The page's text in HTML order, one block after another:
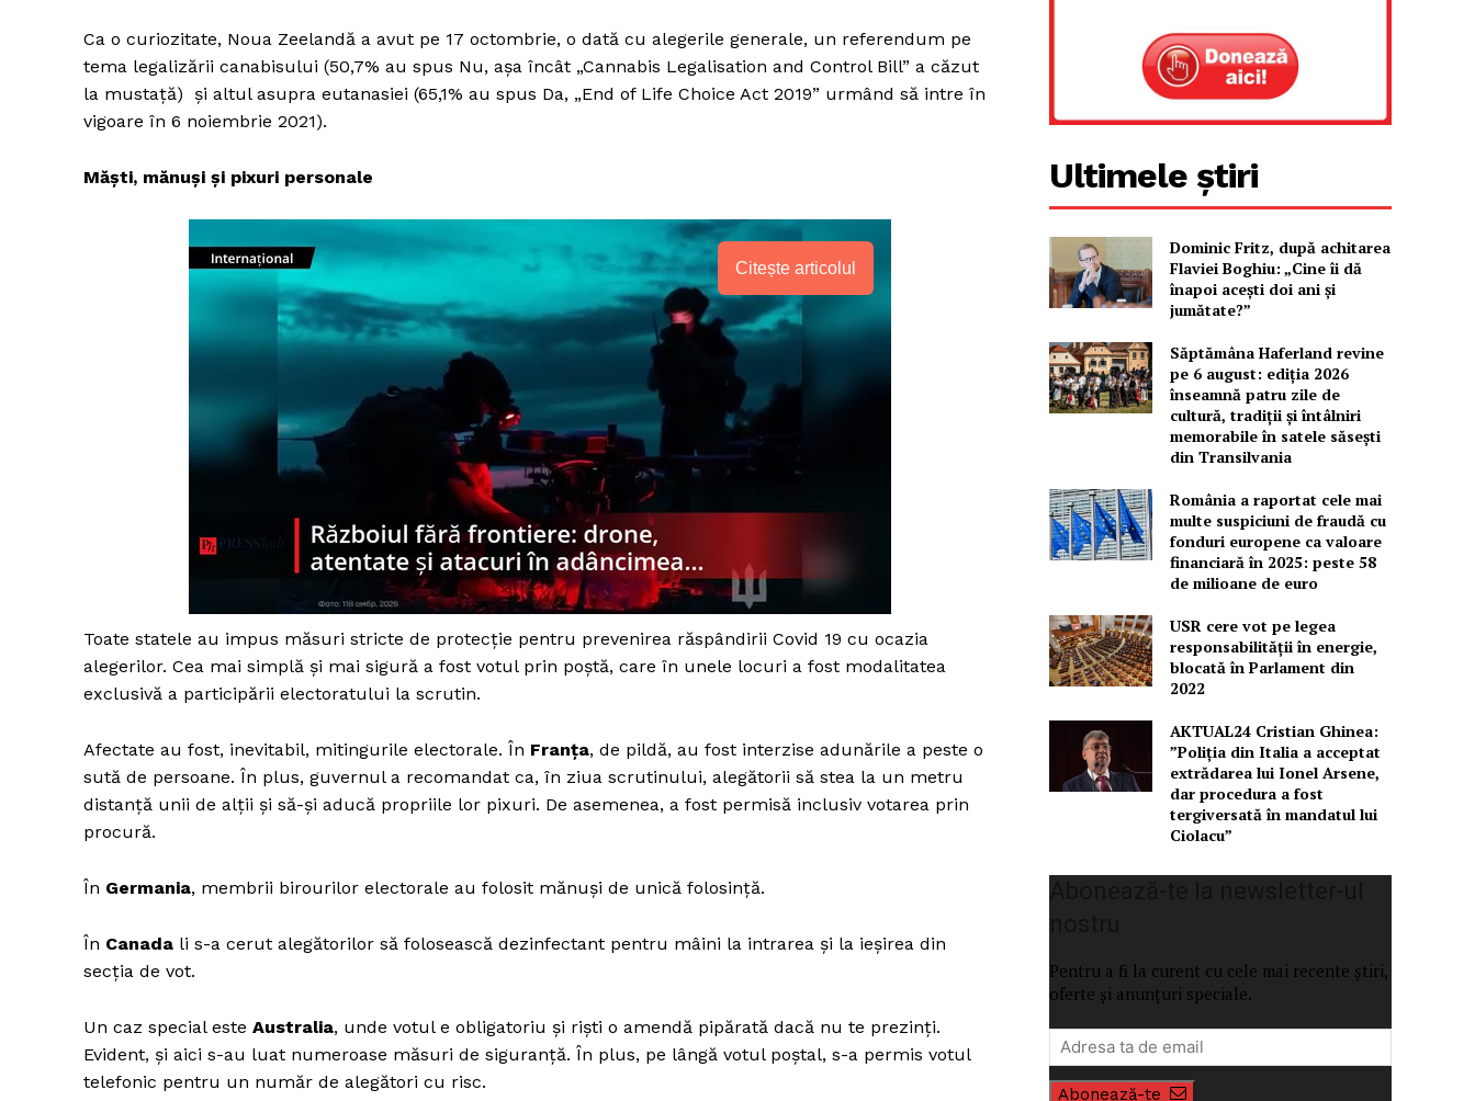
FREEDOM HOUSE
ROMÂNIA
Despre noi / Echipa
Proiecte editoriale
Rețea
Ca o curiozitate, Noua Zeelandă a avut pe 17 octombrie, o dată cu alegerile generale, un referendum pe
tema legalizării canabisului (50,7% au spus Nu, așa încât „Cannabis Legalisation and Control Bill” a căzut
la mustață) și altul asupra eutanasiei (65,1% au spus Da, „End of Life Choice Act 2019” urmând să intre în
vigoare în 6 noiembrie 2021).
Măști, mănuși și pixuri personale
Citește articolul
Toate statele au impus măsuri stricte de protecție pentru prevenirea răspândirii Covid 19 cu ocazia
alegerilor. Cea mai simplă și mai sigură a fost votul prin poștă, care în unele locuri a fost modalitatea
exclusivă a participării electoratului la scrutin.
Afectate au fost, inevitabil, mitingurile electorale. În Franța, de pildă, au fost interzise adunările a peste o
sută de persoane. În plus, guvernul a recomandat ca, în ziua scrutinului, alegătorii să stea la un metru
distanță unii de alții și să-și aducă propriile lor pixuri. De asemenea, a fost permisă inclusiv votarea prin
procură.
În Germania, membrii birourilor electorale au folosit mănuși de unică folosință.
În Canada li s-a cerut alegătorilor să folosească dezinfectant pentru mâini la intrarea și la ieșirea din
secția de vot.
Un caz special este Australia, unde votul e obligatoriu și riști o amendă pipărată dacă nu te prezinți.
Evident, și aici s-au luat numeroase măsuri de siguranță. În plus, pe lângă votul poștal, s-a permis votul
telefonic pentru un număr de alegători cu risc.
Ultimele știri
Dominic Fritz, după achitarea
Flaviei Boghiu: „Cine îi dă
înapoi aceşti doi ani şi
jumătate?”
Săptămâna Haferland revine
pe 6 august: ediția 2026
înseamnă patru zile de
cultură, tradiții și întâlniri
memorabile în satele săsești
din Transilvania
România a raportat cele mai
multe suspiciuni de fraudă cu
fonduri europene ca valoare
financiară în 2025: peste 58
de milioane de euro
USR cere vot pe legea
responsabilității în energie,
blocată în Parlament din
2022
AKTUAL24 Cristian Ghinea:
”Poliția din Italia a acceptat
extrădarea lui Ionel Arsene,
dar procedura a fost
tergiversată în mandatul lui
Ciolacu”
Pentru a fi la curent cu cele mai recente știri,
oferte și anunțuri speciale.
Abonează-te